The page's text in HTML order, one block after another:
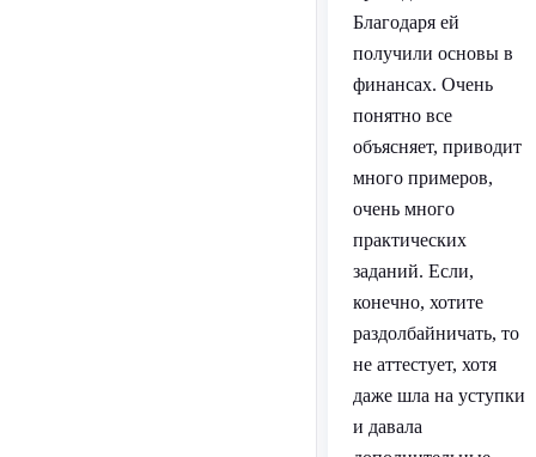
Благодаря ей
получили основы в
финансах. Очень
понятно все
объясняет, приводит
много примеров,
очень много
практических
заданий. Если,
конечно, хотите
раздолбайничать, то
не аттестует, хотя
даже шла на уступки
и давала